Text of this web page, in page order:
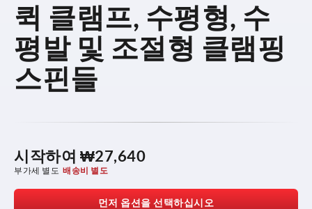
퀵 클램프, 수평형, 수
평발 및 조절형 클램핑
스핀들
시작하여 ₩27,640
부가세 별도 배송비 별도
먼저 옵션을 선택하십시오